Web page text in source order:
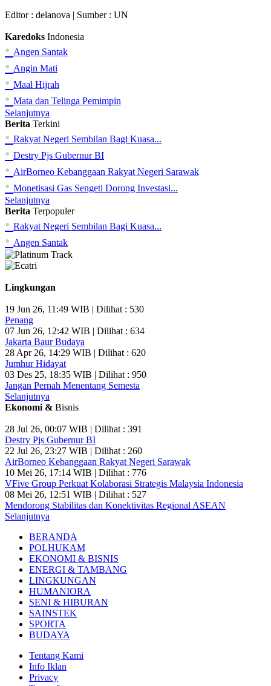
Editor : delanova | Sumber : UN
Karedoks Indonesia
• Angen Santak
• Angin Mati
• Maal Hijrah
• Mata dan Telinga Pemimpin
Selanjutnya
Berita Terkini
• Rakyat Negeri Sembilan Bagi Kuasa...
• Destry Pjs Gubernur BI
• AirBorneo Kebanggaan Rakyat Negeri Sarawak
• Monetisasi Gas Sengeti Dorong Investasi...
Selanjutnya
Berita Terpopuler
• Rakyat Negeri Sembilan Bagi Kuasa...
• Angen Santak
Lingkungan
19 Jun 26, 11:49 WIB | Dilihat : 530
Penang
07 Jun 26, 12:42 WIB | Dilihat : 634
Jakarta Baur Budaya
28 Apr 26, 14:29 WIB | Dilihat : 620
Jumhur Hidayat
03 Des 25, 18:35 WIB | Dilihat : 950
Jangan Pernah Menentang Semesta
Selanjutnya
Ekonomi & Bisnis
28 Jul 26, 00:07 WIB | Dilihat : 391
Destry Pjs Gubernur BI
22 Jul 26, 23:27 WIB | Dilihat : 260
AirBorneo Kebanggaan Rakyat Negeri Sarawak
10 Mei 26, 17:14 WIB | Dilihat : 776
VFive Group Perkuat Kolaborasi Strategis Malaysia Indonesia
08 Mei 26, 12:51 WIB | Dilihat : 527
Mendorong Stabilitas dan Konektivitas Regional ASEAN
Selanjutnya
BERANDA
POLHUKAM
EKONOMI & BISNIS
ENERGI & TAMBANG
LINGKUNGAN
HUMANIORA
SENI & HIBURAN
SAINSTEK
SPORTA
BUDAYA
Tentang Kami
Info Iklan
Privacy